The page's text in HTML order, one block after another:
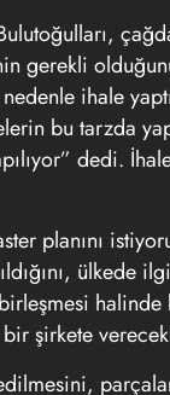
gerekli
ihale
bu tarzda
dedi.
planını
ülkede
bir şirkete